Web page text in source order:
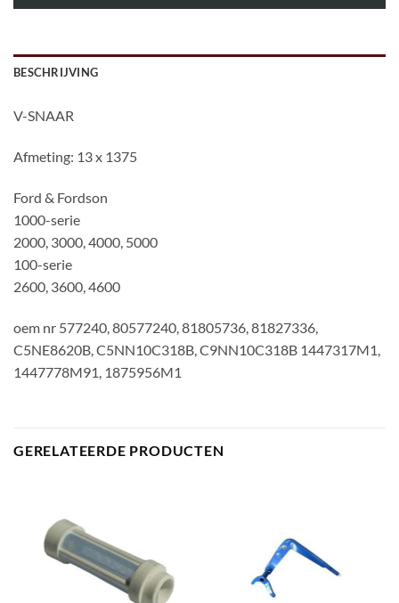
BESCHRIJVING
V-SNAAR
Afmeting: 13 x 1375
Ford & Fordson
1000-serie
2000, 3000, 4000, 5000
100-serie
2600, 3600, 4600
oem nr 577240, 80577240, 81805736, 81827336,
C5NE8620B, C5NN10C318B, C9NN10C318B 1447317M1,
1447778M91, 1875956M1
GERELATEERDE PRODUCTEN